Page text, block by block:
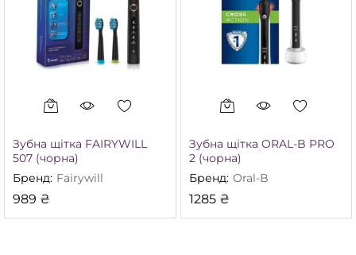
Зубна щітка FAIRYWILL
507 (чорна)
Бренд: Fairywill
989 ₴
Зубна щітка ORAL-B PRO
2 (чорна)
Бренд: Oral-B
1285 ₴